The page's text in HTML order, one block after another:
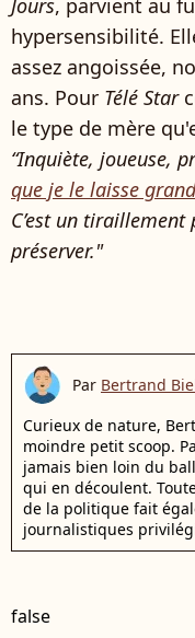
Jours, parvient au
hypersensibilité.
assez angoissée,
ans. Pour Télé Star
le type de mère
“Inquiète, joueuse,
que je le laisse
C’est un tiraillement
préserver."
Par Bertrand
Curieux de nature,
moindre petit scoop.
jamais bien loin du
qui en découlent.
de la politique fait
journalistiques
false